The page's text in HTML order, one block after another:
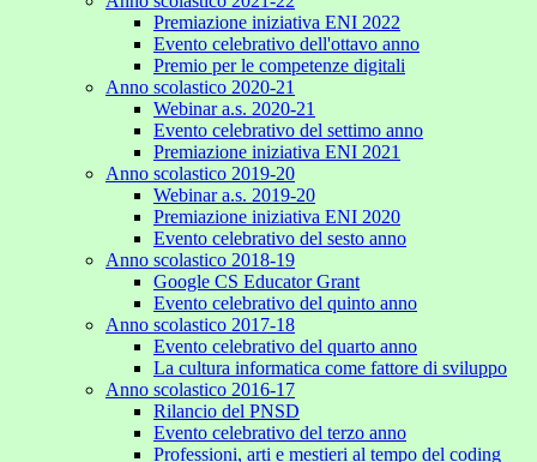
Premiazione iniziativa ENI 2022
Evento celebrativo dell'ottavo anno
Premio per le competenze digitali
Anno scolastico 2020-21
Webinar a.s. 2020-21
Evento celebrativo del settimo anno
Premiazione iniziativa ENI 2021
Anno scolastico 2019-20
Webinar a.s. 2019-20
Premiazione iniziativa ENI 2020
Evento celebrativo del sesto anno
Anno scolastico 2018-19
Google CS Educator Grant
Evento celebrativo del quinto anno
Anno scolastico 2017-18
Evento celebrativo del quarto anno
La cultura informatica come fattore di sviluppo
Anno scolastico 2016-17
Rilancio del PNSD
Evento celebrativo del terzo anno
Professioni, arti e mestieri al tempo del coding